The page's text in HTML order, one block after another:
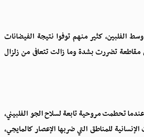
"كالمايجي إلى 90 شخصا وفقدان 26 آخرين في وسط الفلبين، كثير منهم توفوا نتيجة الفيضانات
تضررت بشدة وما زالت تتعافى من زلزال
تحطمت مروحية تابعة لسلاح الجو الفلبيني،
للمناطق التي ضربها الإعصار كالمايجي،